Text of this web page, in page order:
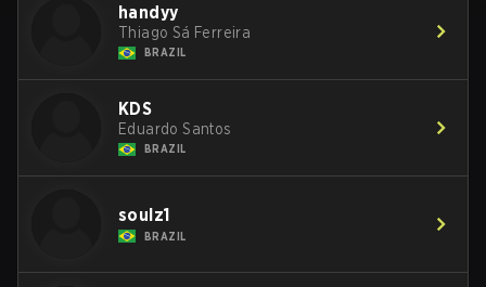
handyy
Thiago Sá Ferreira
BRAZIL
KDS
Eduardo Santos
BRAZIL
soulz1
BRAZIL